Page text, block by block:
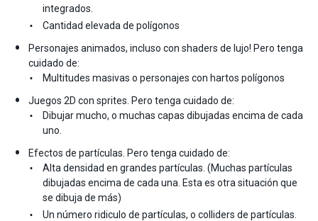
integrados.
Cantidad elevada de polígonos
Personajes animados, incluso con shaders de lujo! Pero tenga
cuidado de:
Multitudes masivas o personajes con hartos polígonos
Juegos 2D con sprites. Pero tenga cuidado de:
Dibujar mucho, o muchas capas dibujadas encima de cada
uno.
Efectos de partículas. Pero tenga cuidado de:
Alta densidad en grandes partículas. (Muchas partículas
dibujadas encima de cada una. Esta es otra situación que
se dibuja de más)
Un número ridiculo de partículas, o colliders de partículas.